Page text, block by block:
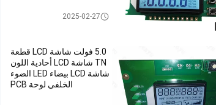
شاشة LCD ذات 7 شرائح
2025-02-27
5.0 فولت شاشة LCD قطعة
TN شاشة LCD أحادية اللون
شاشة LCD بيضاء LED الضوء
الخلفي لوحة PCB